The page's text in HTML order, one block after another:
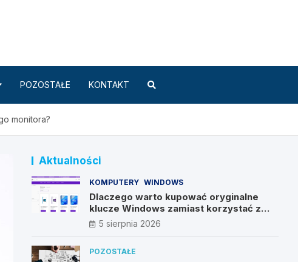
POZOSTAŁE KONTAKT
monitora?
Aktualności
KOMPUTERY WINDOWS
Dlaczego warto kupować oryginalne
klucze Windows zamiast korzystać z
nieautoryzowanych źródeł?
5 sierpnia 2026
POZOSTAŁE